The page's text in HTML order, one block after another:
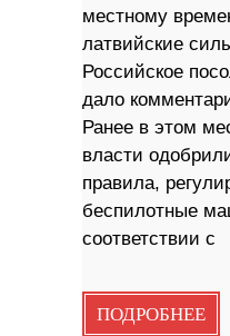
местному
латвийские
Российское
дало
Ранее в этом
власти
правила,
беспилотные
соответствии с
ПОДРОБНЕЕ